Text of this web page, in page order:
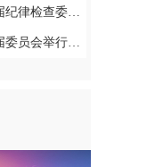
行第一次全体会议
第一次全体会议